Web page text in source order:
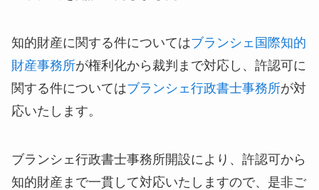
知的財産に関する件についてはブランシェ国際知的
財産事務所が権利化から裁判まで対応し、許認可に
関する件についてはブランシェ行政書士事務所が対
応いたします。
ブランシェ行政書士事務所開設により、許認可から
知的財産まで一貫して対応いたしますので、是非ご